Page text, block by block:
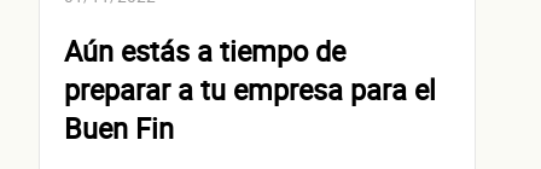
Aún estás a tiempo de
preparar a tu empresa para el
Buen Fin
Nombre(s)
Primer apellido